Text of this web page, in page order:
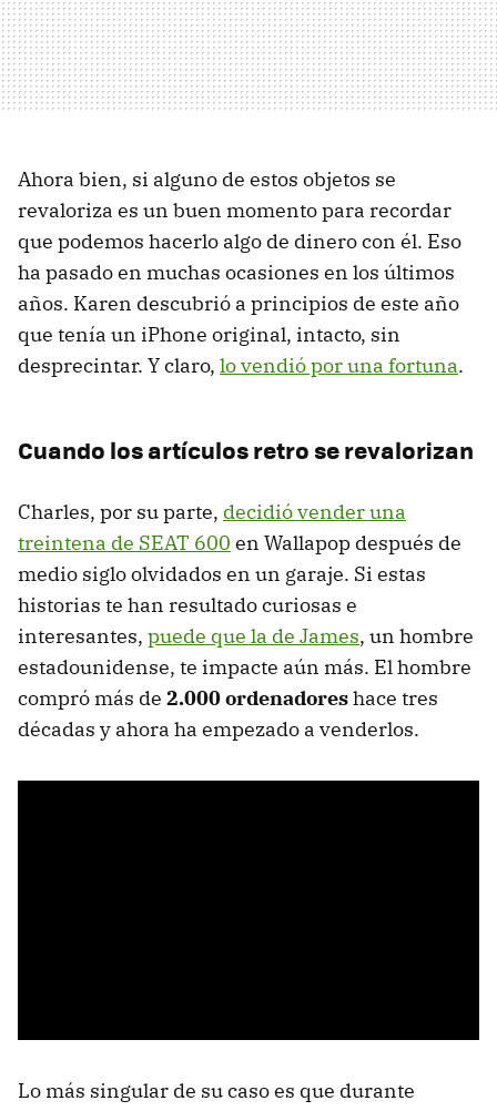
Ahora bien, si alguno de estos objetos se
revaloriza es un buen momento para recordar
que podemos hacerlo algo de dinero con él. Eso
ha pasado en muchas ocasiones en los últimos
años. Karen descubrió a principios de este año
que tenía un iPhone original, intacto, sin
desprecintar. Y claro, lo vendió por una fortuna.
Cuando los artículos retro se revalorizan
Charles, por su parte, decidió vender una
treintena de SEAT 600 en Wallapop después de
medio siglo olvidados en un garaje. Si estas
historias te han resultado curiosas e
interesantes, puede que la de James, un hombre
estadounidense, te impacte aún más. El hombre
compró más de 2.000 ordenadoreshace tres
décadas y ahora ha empezado a venderlos.
Lo más singular de su caso es que durante